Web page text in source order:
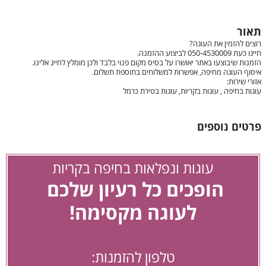
תאור
רוצים להזמין את העוגה?
חייגו כעת 050-4530009 לביצוע ההזמנה.
הזמנות שיבוצעו באתר יאושרו על בסיס מקום פנוי בלבד ולכן מומלץ לחייג אלינו.
איסוף העוגה מחיפה, אפשרות למשלוחים בתוספת תשלום.
אזורי שירות:
עוגות בחיפה , עוגות בקריות, עוגות בטירת כרמל
פרטים נוספים
עוגות ונפלאות בחיפה בקריות
הופכים כל רעיון שלכם
לעוגה מקסימה!
טלפון להזמנות: